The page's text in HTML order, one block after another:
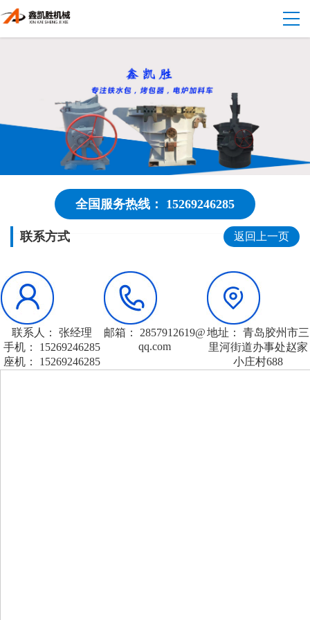
全国服务热线： 15269246285
联系方式 返回上一页
联系人： 张经理
手机： 15269246285
座机： 15269246285
邮箱： 2857912619@
qq.com
地址： 青岛胶州市三
里河街道办事处赵家
小庄村688